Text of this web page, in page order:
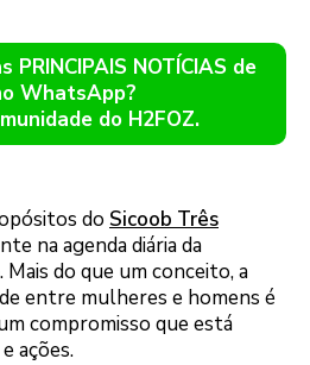
PRINCIPAIS NOTÍCIAS de
WhatsApp?
do H2FOZ.
do Sicoob Três
na agenda diária da
do que um conceito, a
entre mulheres e homens é
compromisso que está
ações.